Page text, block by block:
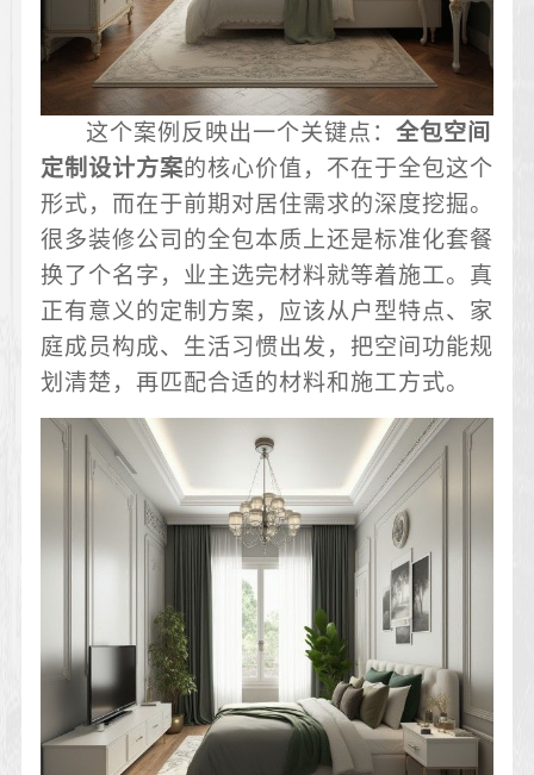
这个案例反映出一个关键点：全包空间
定制设计方案的核心价值，不在于全包这个
形式，而在于前期对居住需求的深度挖掘。
很多装修公司的全包本质上还是标准化套餐
换了个名字，业主选完材料就等着施工。真
正有意义的定制方案，应该从户型特点、家
庭成员构成、生活习惯出发，把空间功能规
划清楚，再匹配合适的材料和施工方式。